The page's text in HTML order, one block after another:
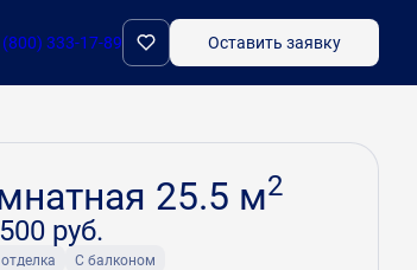
333-17-89 Оставить заявку
Забронировать
25.5 м2
руб.
С балконом